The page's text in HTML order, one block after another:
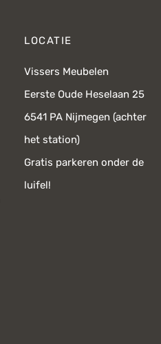
LOCATIE
Vissers Meubelen
Eerste Oude Heselaan 25
6541 PA Nijmegen (achter
het station)
Gratis parkeren onder de
luifel!